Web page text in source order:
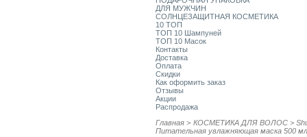
ДЛЯ МУЖЧИН
СОЛНЦЕЗАЩИТНАЯ КОСМЕТИКА
10 ТОП
ТОП 10 Шампуней
ТОП 10 Масок
Контакты
Доставка
Оплата
Скидки
Как оформить заказ
Отзывы
Акции
Распродажа
Главная > КОСМЕТИКА ДЛЯ ВОЛОС >
Питательная увлажняющая маска 500 мл